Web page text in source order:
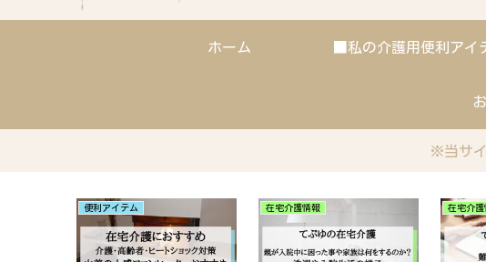
ホーム ■私の介護用便利アイ
※当サ
便利アイテム 在宅介護情報 在宅介護